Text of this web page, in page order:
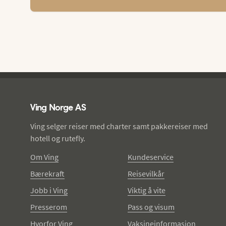
Ving Norge AS
Ving selger reiser med charter samt pakkereiser med
hotell og rutefly.
Om Ving
Bærekraft
Jobb i Ving
Presserom
Hvorfor Ving
Kundeservice
Reisevilkår
Viktig å vite
Pass og visum
Vaksineinformasjon